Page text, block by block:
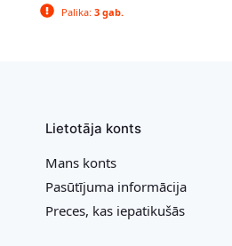
Palika:3 gab.
Lietotāja konts
Mans konts
Pasūtījuma informācija
Preces, kas iepatikušās